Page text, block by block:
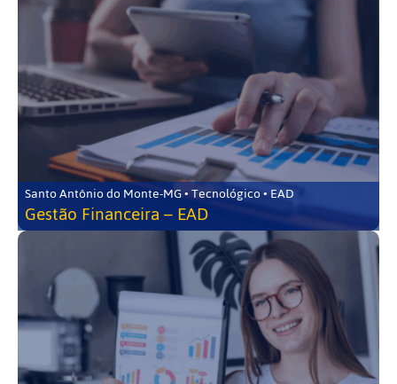
Santo Antônio do Monte-MG • Tecnológico • EAD
Gestão Financeira – EAD